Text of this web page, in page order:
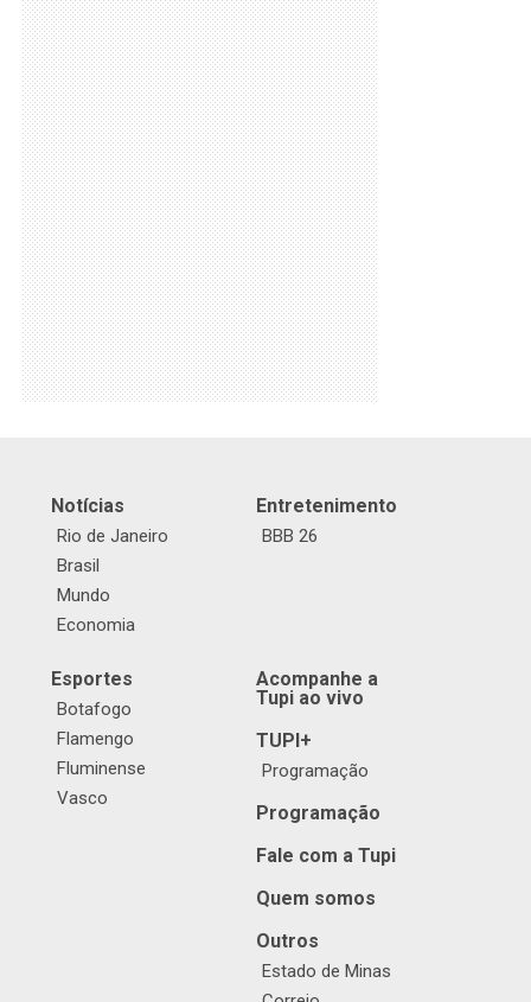
Notícias
Rio de Janeiro
Brasil
Mundo
Economia
Entretenimento
BBB 26
Esportes
Botafogo
Flamengo
Fluminense
Vasco
Acompanhe a
Tupi ao vivo
TUPI+
Programação
Programação
Fale com a Tupi
Quem somos
Outros
Estado de Minas